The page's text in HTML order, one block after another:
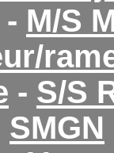
- M/S
- S/S
SMGN